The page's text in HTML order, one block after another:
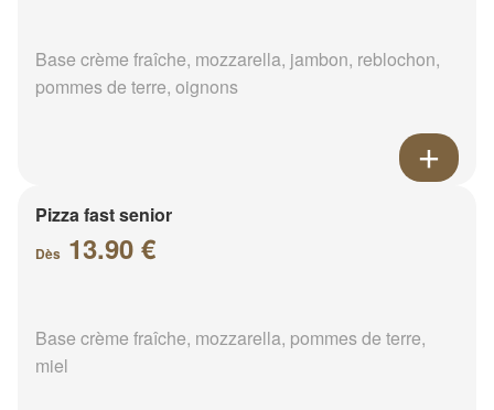
Base crème fraîche, mozzarella, jambon, reblochon,
pommes de terre, oignons
Pizza fast senior
Dès 13.90 €
Base crème fraîche, mozzarella, pommes de terre,
miel